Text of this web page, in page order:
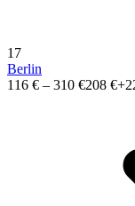
17
Berlin
116 € – 310 €208 €